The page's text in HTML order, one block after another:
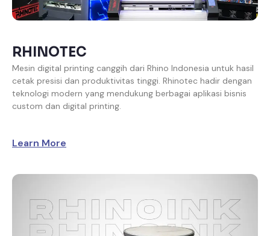
RHINOTEC
Mesin digital printing canggih dari Rhino Indonesia untuk hasil
cetak presisi dan produktivitas tinggi. Rhinotec hadir dengan
teknologi modern yang mendukung berbagai aplikasi bisnis
custom dan digital printing.
Learn More